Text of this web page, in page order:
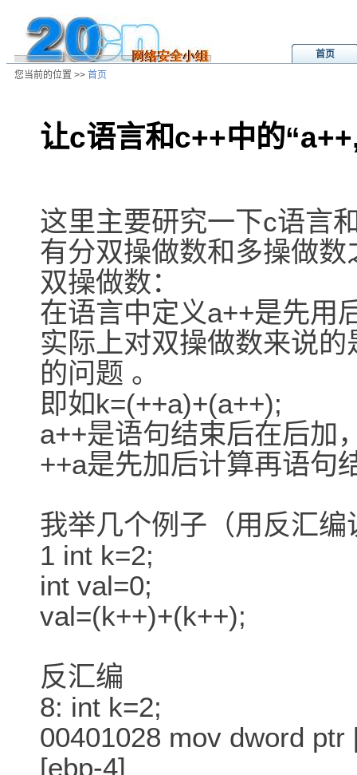
首页
您当前的位置 >> 首页
让c语言和c++中的
这里主要研究一下c语言
有分双操做数和多操做数
双操做数：
在语言中定义a++是先用
实际上对双操做数来说
的问题 。
即如k=(++a)+(a++);
a++是语句结束后在后加
++a是先加后计算再语句
我举几个例子（用反汇编
1 int k=2;
int val=0;
val=(k++)+(k++);
反汇编
8: int k=2;
00401028 mov dword
[ebp-4]